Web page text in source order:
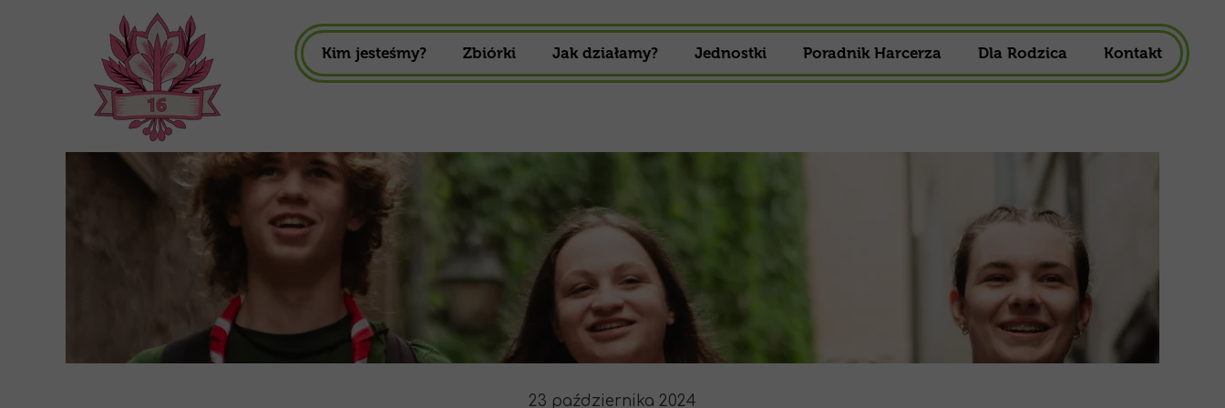
Kim jesteśmy? Zbiórki
Zbiórki 16 Drużyny Starszoharcerskiej
Jak działamy? Jednostki
Drużyna Harcerska
Poradnik Harcerza Dla Rodzica
Składka Członkowska
Kontakt
23 października 2024